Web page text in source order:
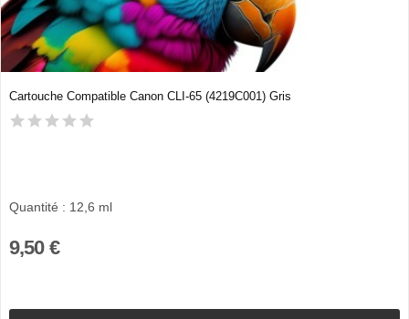
Cartouche Compatible Canon CLI-65 (4219C001) Gris
Quantité : 12,6 ml
9,50 €